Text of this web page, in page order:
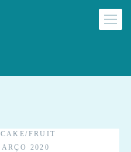
FRUIT
2020